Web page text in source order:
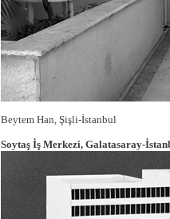
Beytem Han, Şişli-İstanbul
Soytaş İş Merkezi, Galatasaray-